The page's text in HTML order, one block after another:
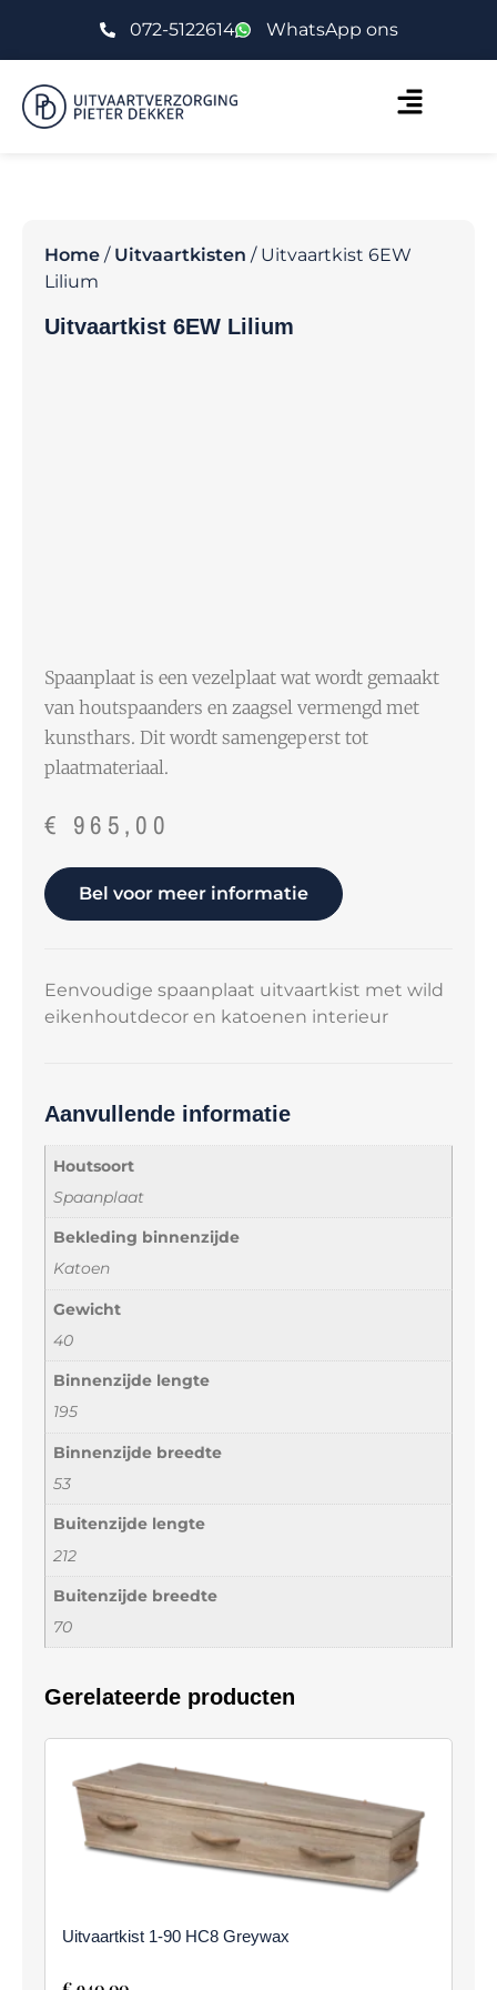
072-5122614 WhatsApp ons
Home / Uitvaartkisten / Uitvaartkist 6EW
Lilium
Uitvaartkist 6EW Lilium
Spaanplaat is een vezelplaat wat wordt gemaakt
van houtspaanders en zaagsel vermengd met
kunsthars. Dit wordt samengeperst tot
plaatmateriaal.
€ 965,00
Bel voor meer informatie
Eenvoudige spaanplaat uitvaartkist met wild
eikenhoutdecor en katoenen interieur
Aanvullende informatie
Houtsoort
Spaanplaat
Bekleding binnenzijde
Katoen
Gewicht
40
Binnenzijde lengte
195
Binnenzijde breedte
53
Buitenzijde lengte
212
Buitenzijde breedte
70
Gerelateerde producten
Uitvaartkist 1-90 HC8 Greywax